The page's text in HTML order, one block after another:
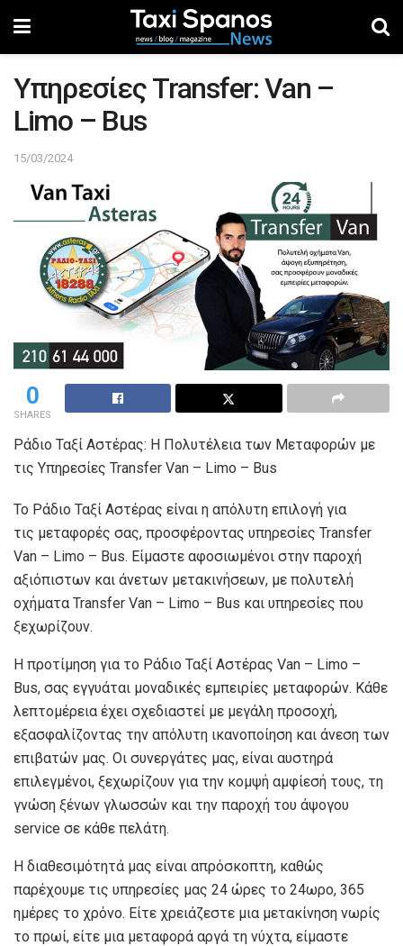
Υπηρεσίες Transfer: Van –
Limo – Bus
15/03/2024
0
SHARES
Ράδιο Ταξί Αστέρας: Η Πολυτέλεια των Μεταφορών με
τις Υπηρεσίες Transfer Van – Limo – Bus
Το Ράδιο Ταξί Αστέρας είναι η απόλυτη επιλογή για
τις μεταφορές σας, προσφέροντας υπηρεσίες Transfer
Van – Limo – Bus. Είμαστε αφοσιωμένοι στην παροχή
αξιόπιστων και άνετων μετακινήσεων, με πολυτελή
οχήματα Transfer Van – Limo – Bus και υπηρεσίες που
ξεχωρίζουν.
Η προτίμηση για το Ράδιο Ταξί Αστέρας Van – Limo –
Bus, σας εγγυάται μοναδικές εμπειρίες μεταφορών. Κάθε
λεπτομέρεια έχει σχεδιαστεί με μεγάλη προσοχή,
εξασφαλίζοντας την απόλυτη ικανοποίηση και άνεση των
επιβατών μας. Οι συνεργάτες μας, είναι αυστηρά
επιλεγμένοι, ξεχωρίζουν για την κομψή αμφίεσή τους, τη
γνώση ξένων γλωσσών και την παροχή του άψογου
service σε κάθε πελάτη.
Η διαθεσιμότητά μας είναι απρόσκοπτη, καθώς
παρέχουμε τις υπηρεσίες μας 24 ώρες το 24ωρο, 365
ημέρες το χρόνο. Είτε χρειάζεστε μια μετακίνηση νωρίς
το πρωί, είτε μια μεταφορά αργά τη νύχτα, είμαστε